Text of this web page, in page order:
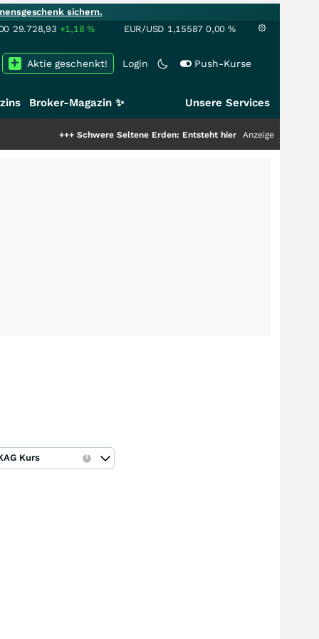
sichern.
29.728,93 +1,18% EUR/USD 1,15587 0,00 %
Login Push-Kurse
Aktie geschenkt!
Broker-Magazin ✨ Unsere Services
Schwere Seltene Erden: Entsteht hier die nächste Milliardenstory?
Anzeige
Kurs